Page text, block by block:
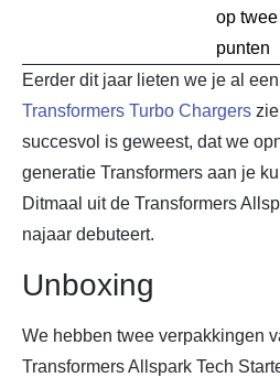
op twee
punten
Eerder dit jaar lieten we je al
Transformers Turbo Chargers
succesvol is geweest, dat we
generatie Transformers aan je
Ditmaal uit de Transformers
najaar debuteert.
Unboxing
We hebben twee verpakkingen
Transformers Allspark Tech